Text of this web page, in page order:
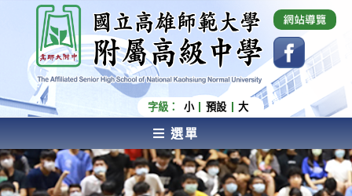
內
容
國立高雄師範大學附屬高級中學 Affiliated Senior
High School of National Kaohsiung Normal
University
字級： 小 預設 大
選單
AFFILIATED SENIOR HIGH SCHOOL OF NATIONAL
KAOHSIUNG NORMAL UNIVERSITY